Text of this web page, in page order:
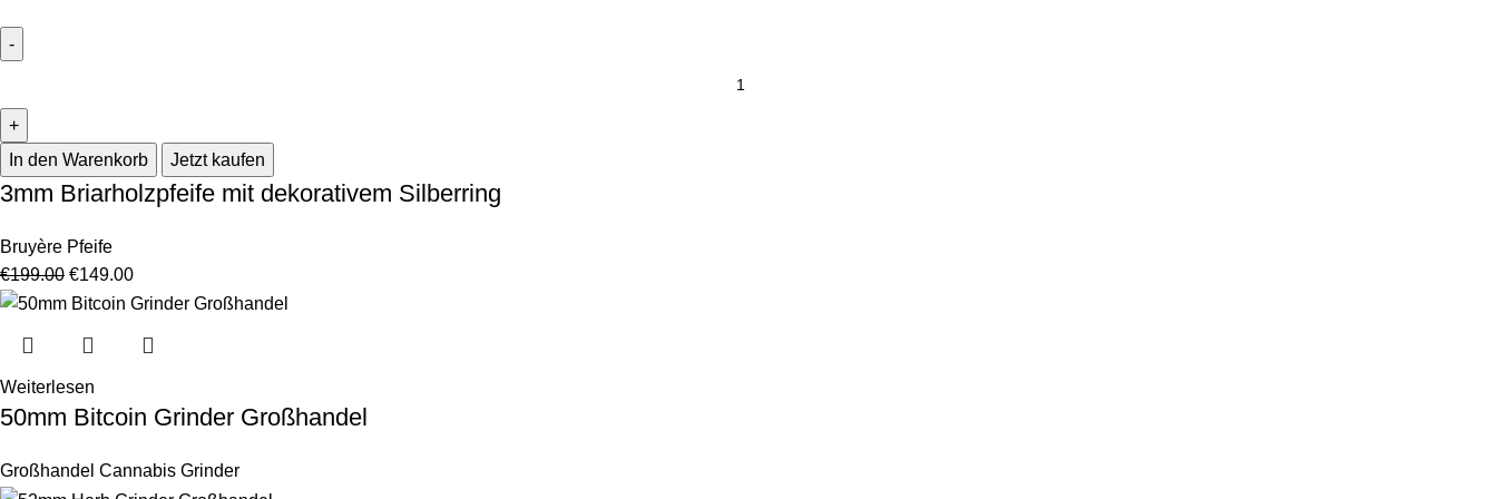
In den Warenkorb Jetzt kaufen
3mm Briarholzpfeife mit dekorativem Silberring
Bruyère Pfeife
€199.00 €149.00
Weiterlesen
50mm Bitcoin Grinder Großhandel
Großhandel Cannabis Grinder